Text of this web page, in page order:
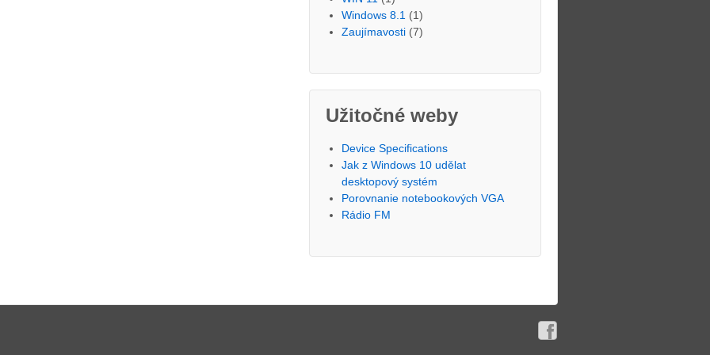
Windows 8.1 (1)
Zaujímavosti (7)
Užitočné weby
Device Specifications
Jak z Windows 10 udělat
desktopový systém
Porovnanie notebookových VGA
Rádio FM